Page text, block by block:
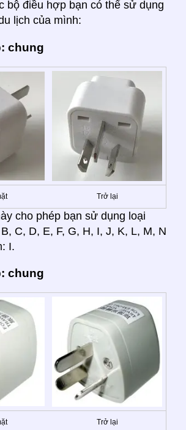
bộ điều hợp bạn có thể sử dụng
lịch của mình:
chung
Trở lại
cho phép bạn sử dụng loại
C, D, E, F, G, H, I, J, K, L, M, N
I.
chung
Trở lại